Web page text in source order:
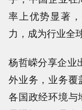
率上优势显著
力，成为行业全
杨哲嵘分享企业
外业务，业务
各国政经环境